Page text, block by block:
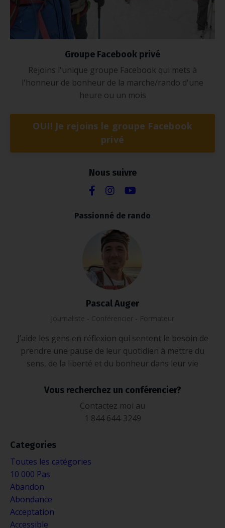
Groupe Facebook privé
Rejoins l'unique groupe Facebook qui mets à
l'honneur de bonheur de la marche/rando d'une
heure ou un mois
OUI! Je rejoins le groupe Facebook
privé
Nous suivre
Passionné de rando
Pascal Auger
Journaliste - Conférencier - Formateur
J’aide les gens en réflexion qui sentent le besoin de
prendre une pause de leur quotidien à mettre du
sens, de la liberté et du bonheur dans leur vie
Vous recherchez un conférencier?
Contactez moi au
1 844 644-3249
Categories
Toutes les catégories
10 000 Pas
Abandon
Abondance
Acceptation
Accessible